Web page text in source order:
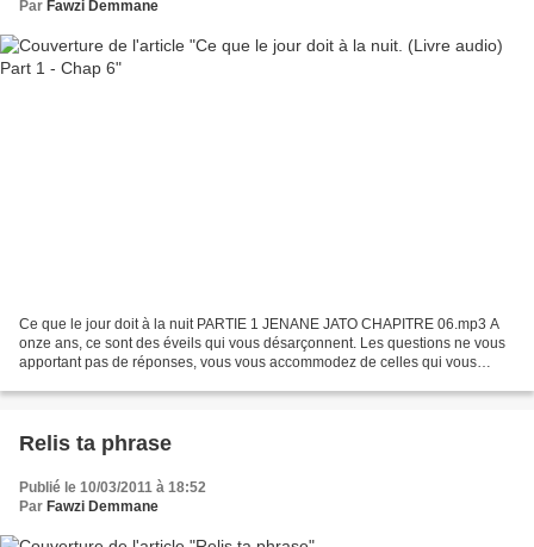
Par Fawzi Demmane
Ce que le jour doit à la nuit PARTIE 1 JENANE JATO CHAPITRE 06.mp3 A
onze ans, ce sont des éveils qui vous désarçonnent. Les questions ne vous
apportant pas de réponses, vous vous accommodez de celles qui vous
Relis ta phrase
Publié le 10/03/2011 à 18:52
Par Fawzi Demmane